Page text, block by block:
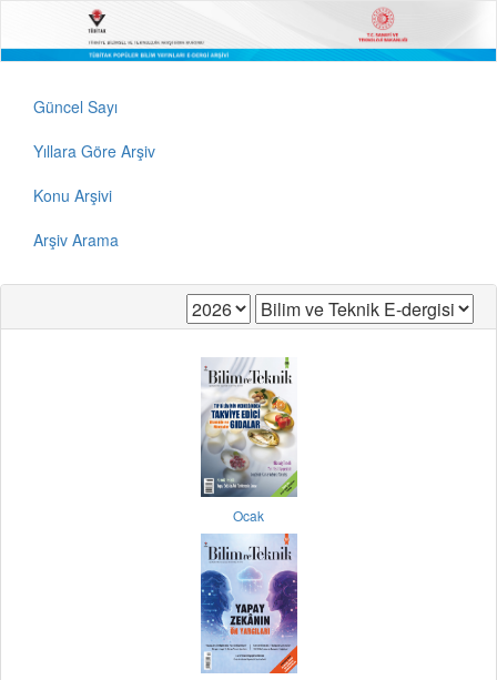
Güncel Sayı
Yıllara Göre Arşiv
Konu Arşivi
Arşiv Arama
Ocak